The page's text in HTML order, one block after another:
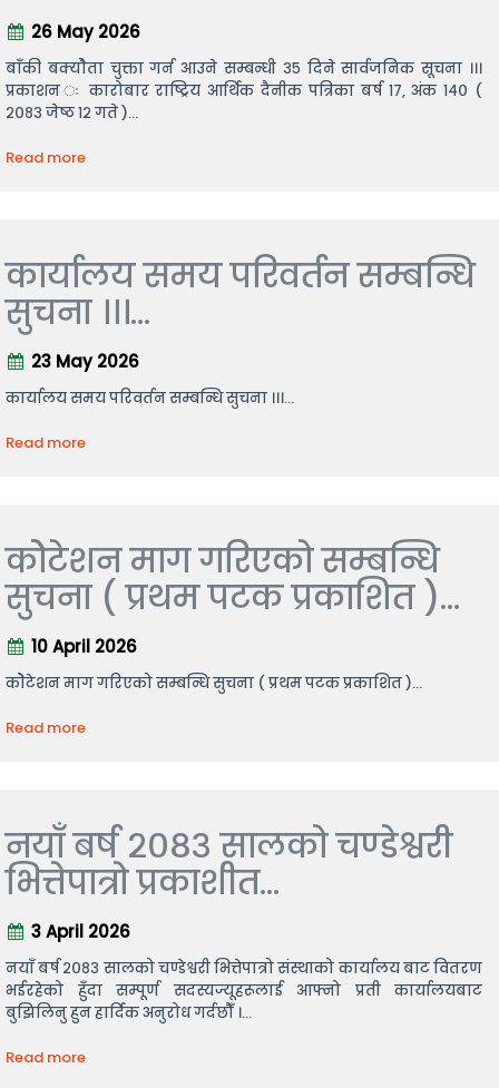
26 May 2026
बाँकी बक्योैता चुक्ता गर्न आउने सम्बन्धी ३५ दिने सार्वजनिक सूचना ।।।
प्रकाशन ः कारोबार राष्ट्रिय आर्थिक दैनीक पत्रिका बर्ष १७, अंक १४० (
२०८३ जेष्ठ १२ गते )...
Read more
कार्यालय समय परिवर्तन सम्बन्धि
सुचना ।।।...
23 May 2026
कार्यालय समय परिवर्तन सम्बन्धि सुचना ।।।...
Read more
कोेटेशन माग गरिएको सम्बन्धि
सुचना ( प्रथम पटक प्रकाशित )...
10 April 2026
कोेटेशन माग गरिएको सम्बन्धि सुचना ( प्रथम पटक प्रकाशित )...
Read more
नयाँ बर्ष २०८३ सालको चण्डेश्वरी
भित्तेपात्रो प्रकाशीत...
3 April 2026
नयाँ बर्ष २०८३ सालको चण्डेश्वरी भित्तेपात्रो संस्थाको कार्यालय बाट वितरण
भईरहेको हुँदा सम्पूर्ण सदस्यज्यूहरूलाई आफ्नो प्रती कार्यालयबाट
बुझिलिनु हुन हार्दिक अनुरोध गर्दछौँ ।...
Read more